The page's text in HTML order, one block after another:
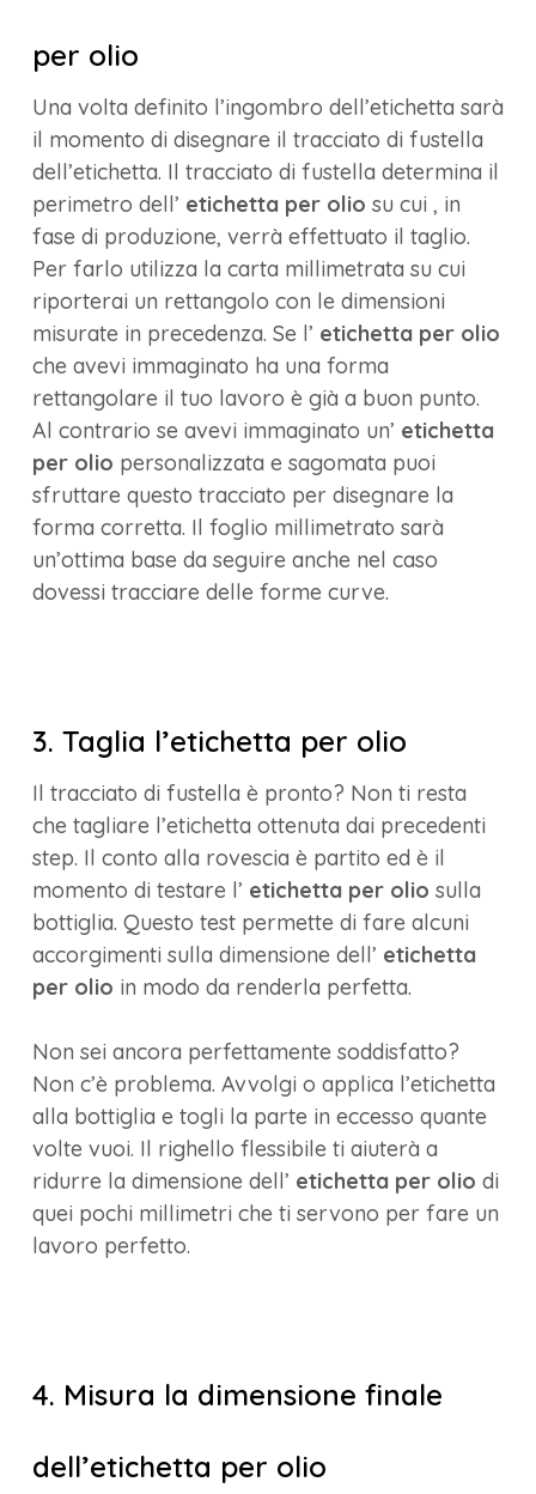
per olio
Una volta definito l’ingombro dell’etichetta sarà
il momento di disegnare il tracciato di fustella
dell’etichetta. Il tracciato di fustella determina il
perimetro dell’ etichetta per olio su cui , in
fase di produzione, verrà effettuato il taglio.
Per farlo utilizza la carta millimetrata su cui
riporterai un rettangolo con le dimensioni
misurate in precedenza. Se l’ etichetta per olio
che avevi immaginato ha una forma
rettangolare il tuo lavoro è già a buon punto.
Al contrario se avevi immaginato un’ etichetta
per olio personalizzata e sagomata puoi
sfruttare questo tracciato per disegnare la
forma corretta. Il foglio millimetrato sarà
un’ottima base da seguire anche nel caso
dovessi tracciare delle forme curve.
3. Taglia l’etichetta per olio
Il tracciato di fustella è pronto? Non ti resta
che tagliare l’etichetta ottenuta dai precedenti
step. Il conto alla rovescia è partito ed è il
momento di testare l’ etichetta per olio sulla
bottiglia. Questo test permette di fare alcuni
accorgimenti sulla dimensione dell’ etichetta
per olio in modo da renderla perfetta.
Non sei ancora perfettamente soddisfatto?
Non c’è problema. Avvolgi o applica l’etichetta
alla bottiglia e togli la parte in eccesso quante
volte vuoi. Il righello flessibile ti aiuterà a
ridurre la dimensione dell’ etichetta per olio di
quei pochi millimetri che ti servono per fare un
lavoro perfetto.
4. Misura la dimensione finale
dell’etichetta per olio